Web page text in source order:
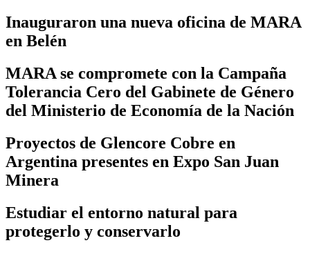
Inauguraron una nueva oficina de MARA
en Belén
MARA se compromete con la Campaña
Tolerancia Cero del Gabinete de Género
del Ministerio de Economía de la Nación
Proyectos de Glencore Cobre en
Argentina presentes en Expo San Juan
Minera
Estudiar el entorno natural para
protegerlo y conservarlo